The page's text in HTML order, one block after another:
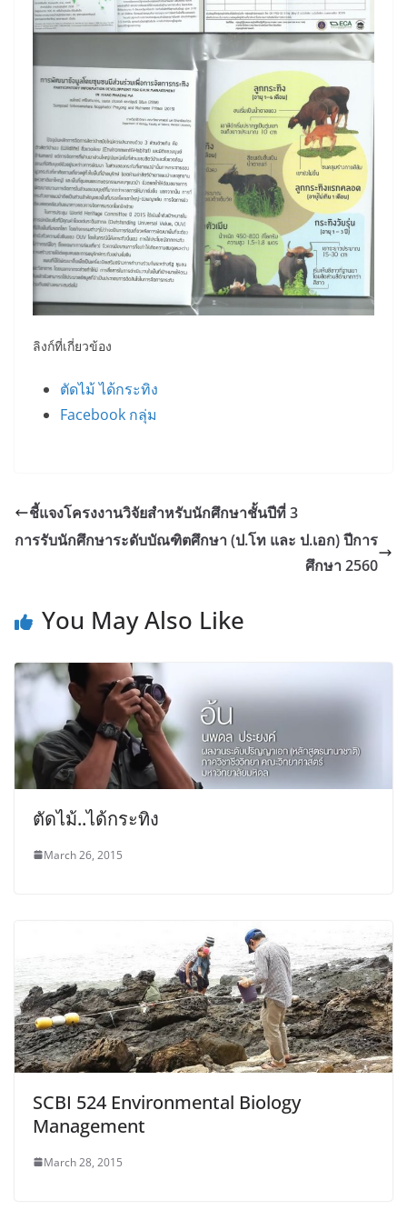
ลิงก์ที่เกี่ยวข้อง
ตัดไม้ ได้กระทิง
Facebook กลุ่ม
ชี้แจงโครงงานวิจัยสำหรับนักศึกษาชั้นปีที่ 3
การรับนักศึกษาระดับบัณฑิตศึกษา (ป.โท และ ป.เอก) ปีการ
ศึกษา 2560
You May Also Like
ตัดไม้..ได้กระทิง
March 26, 2015
SCBI 524 Environmental Biology
Management
March 28, 2015